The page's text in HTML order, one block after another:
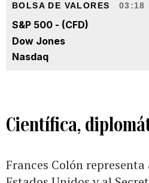
BOLSA DE VALORES 03:18
S&P 500 - (CFD)
Dow Jones
Nasdaq
Científica,
Frances Colón